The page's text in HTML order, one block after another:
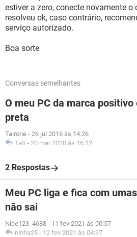
estiver a zero, conecte novamente o
resolveu ok, caso contrário,
serviço autorizado.
Boa sorte
Conversas semelhantes
O meu PC da marca
preta
Tairone - 26 jul 2016 às 14:26
Tati - 20 mar 2020 às 16:12
2 Respostas
Meu PC liga e fica com
não sai
Nice123_4688 - 11 fev 2021 às 00:57
ninha25 - 12 fev 2021 às 04:37